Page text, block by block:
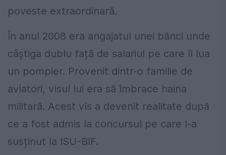
poveste extraordinară.
În anul 2008 era angajatul unei bănci unde
câștiga dublu față de salariul pe care îl lua
un pompier. Provenit dintr-o familie de
aviatori, visul lui era să îmbrace haina
militară. Acest vis a devenit realitate după
ce a fost admis la concursul pe care l-a
susținut la ISU-BIF.